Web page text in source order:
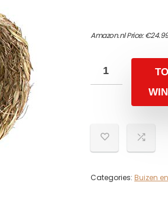
Amazon.nl Price:€
Categories: Buizen